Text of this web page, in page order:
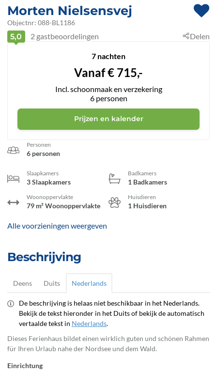
Morten Nielsensvej
Objectnr: 088-BL1186
Personen
6 personen
Slaapkamers
3 Slaapkamers
Badkamers
1 Badkamers
Woonoppervlakte
79 m² Woonoppervlakte
Huisdieren
1 Huisdieren
Alle voorzieningen weergeven
Beschrijving
Deens Duits Nederlands
De beschrijving is helaas niet beschikbaar in het Nederlands.
Bekijk de tekst hieronder in het Duits of bekijk de automatisch
vertaalde tekst in Nederlands.
Dieses Ferienhaus bildet einen wirklich guten und schönen Rahmen
für Ihren Urlaub nahe der Nordsee und dem Wald.
Einrichtung
5,0 2gastbeoordelingen Delen
7 nachten
Vanaf€ 715,-
Incl. schoonmaak en verzekering
6 personen
Prijzen en kalender